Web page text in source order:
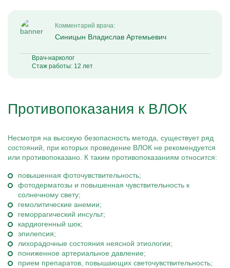
Комментарий врача:
Синицын Владислав Артемьевич
Врач-нарколог
Стаж работы: 12 лет
Противопоказания к ВЛОК
Несмотря на высокую безопасность метода, существует ряд
состояний, при которых проведение ВЛОК не рекомендуется
или противопоказано. К таким противопоказаниям относится:
повышенная фоточувствительность;
фотодерматозы и повышенная чувствительность к
солнечному свету;
гемолитические анемии;
геморрагический инсульт;
кардиогенный шок;
эпилепсия;
лихорадочные состояния неясной этиологии;
пониженное артериальное давление;
прием препаратов, повышающих светочувствительность;